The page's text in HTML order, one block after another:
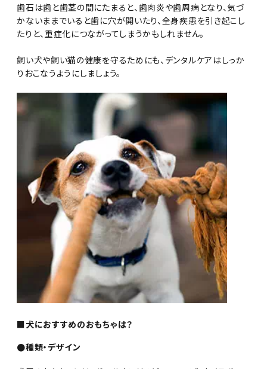
歯石は歯と歯茎の間にたまると、歯肉炎や歯周病となり、気づ
かないままでいると歯に穴が開いたり、全身疾患を引き起こし
たりと、重症化につながってしまうかもしれません。
飼い犬や飼い猫の健康を守るためにも、デンタルケアはしっか
りおこなうようにしましょう。
■犬におすすめのおもちゃは？
●種類・デザイン